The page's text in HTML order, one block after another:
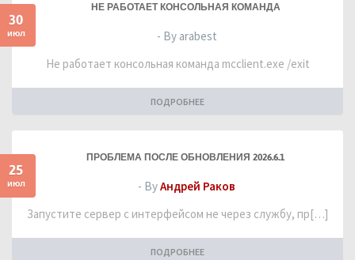
30
июл
НЕ РАБОТАЕТ КОНСОЛЬНАЯ КОМАНДА
- By arabest
Не работает консольная команда mcclient.exe /exit
ПОДРОБНЕЕ
25
июл
ПРОБЛЕМА ПОСЛЕ ОБНОВЛЕНИЯ 2026.6.1
- ByАндрей Раков
Запустите сервер с интерфейсом не через службу, пр[…]
ПОДРОБНЕЕ